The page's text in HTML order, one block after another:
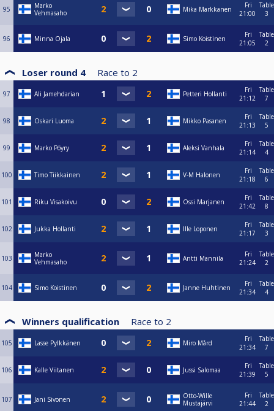
95
Marko
Vehmasaho
Mika Markkanen
Fri
21:00
Table
3
96 Minna Ojala Simo Koistinen
Fri
21:05
Table
2
Loser round 4 Race to 2
97 Ali Jamehdarian Petteri Hollanti
Fri
21:12
Table
7
98 Oskari Luoma Mikko Pasanen
Fri
21:13
Table
5
99 Marko Pöyry Aleksi Vanhala
Fri
21:14
Table
4
100 Timo Tiikkainen V-M Halonen
Fri
21:18
Table
6
101 Riku Visakoivu Ossi Marjanen
Fri
21:42
Table
8
102 Jukka Hollanti Ille Loponen
Fri
21:17
Table
3
103
Marko
Vehmasaho
Antti Mannila
Fri
21:24
Table
2
104 Simo Koistinen Janne Huhtinen
Fri
21:34
Table
4
Winners qualification Race to 2
105 Lasse Pylkkänen Miro Mård
Fri
21:34
Table
7
106 Kalle Viitanen Jussi Salomaa
Fri
21:39
Table
5
107 Jani Sivonen
Otto-Wille
Mustajärvi
Fri
21:44
Table
2